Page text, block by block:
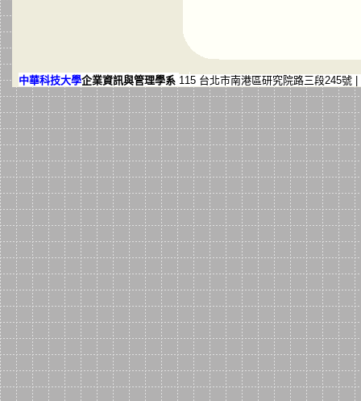
中華科技大學企業資訊與管理學系 115 台北市南港區研究院路三段245號